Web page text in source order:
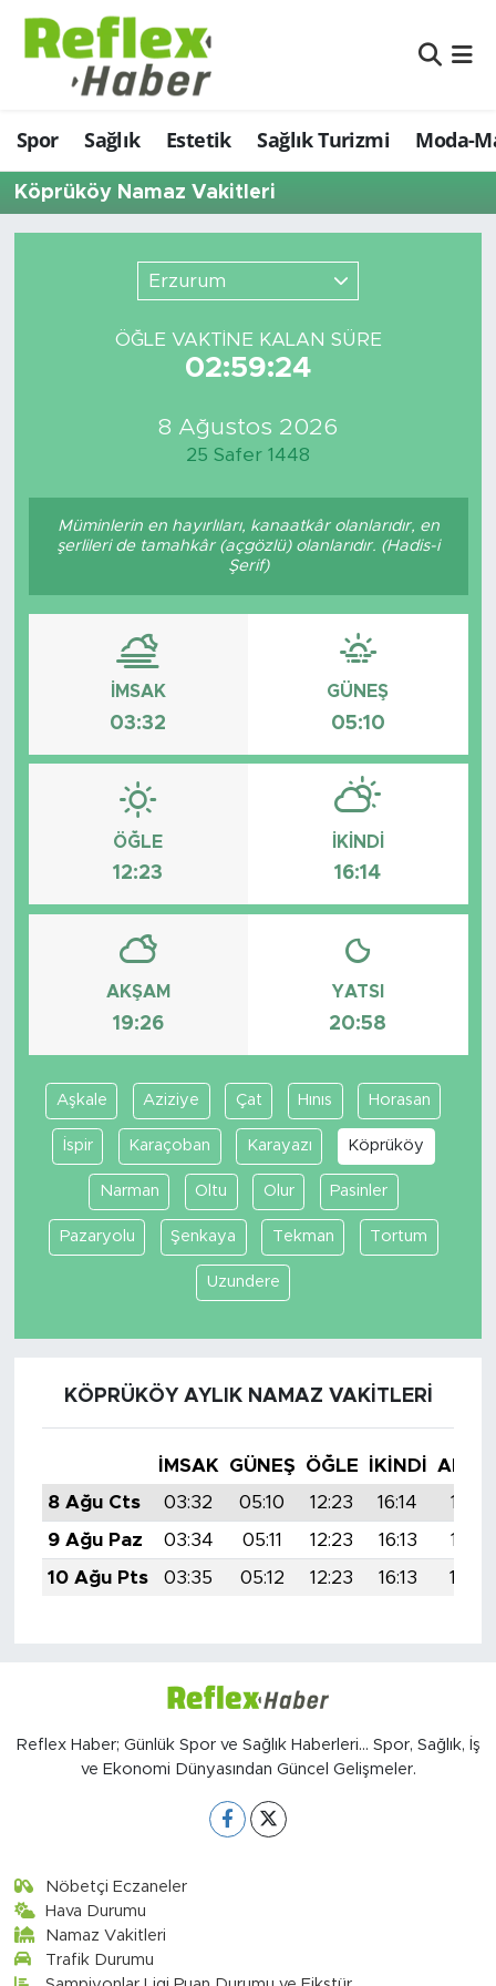
Spor Sağlık Estetik Sağlık Turizmi Moda-
Köprüköy Namaz Vakitleri
Erzurum
ÖĞLE VAKTİNE KALAN SÜRE
02:59:24
8 Ağustos 2026
25 Safer 1448
Müminlerin en hayırlıları, kanaatkâr olanlarıdır, en
şerlileri de tamahkâr (açgözlü) olanlarıdır. (Hadis-i
Şerif)
İMSAK
03:32
GÜNEŞ
05:10
ÖĞLE
12:23
İKINDI
16:14
AKŞAM
19:26
YATSI
20:58
Aşkale Aziziye Çat Hınıs Horasan
İspir Karaçoban Karayazı Köprüköy
Narman Oltu Olur Pasinler
Pazaryolu Şenkaya Tekman Tortum
Uzundere
KÖPRÜKÖY AYLIK NAMAZ VAKITLERI
İMSAK GÜNEŞ ÖĞLE İKINDI
8 Ağu Cts
03:32 05:10 12:23 16:14
19:26
9 Ağu Paz
03:34 05:11 12:23 16:13
19:25
10 Ağu Pts
03:35 05:12 12:23 16:13 19:24
Reflex Haber; Günlük Spor ve Sağlık Haberleri... Spor, Sağlık, İş
ve Ekonomi Dünyasından Güncel Gelişmeler.
Nöbetçi Eczaneler
Hava Durumu
Namaz Vakitleri
Trafik Durumu
Eğitim
Estetik
Firmalardan
Moda-Magazin-Eğlence
Sanat
Spor
Teknoloji
Nöbetçi Eczaneler
Hava Durumu
Namaz Vakitleri
Tüm Manşetler
Son Dakika Haberleri